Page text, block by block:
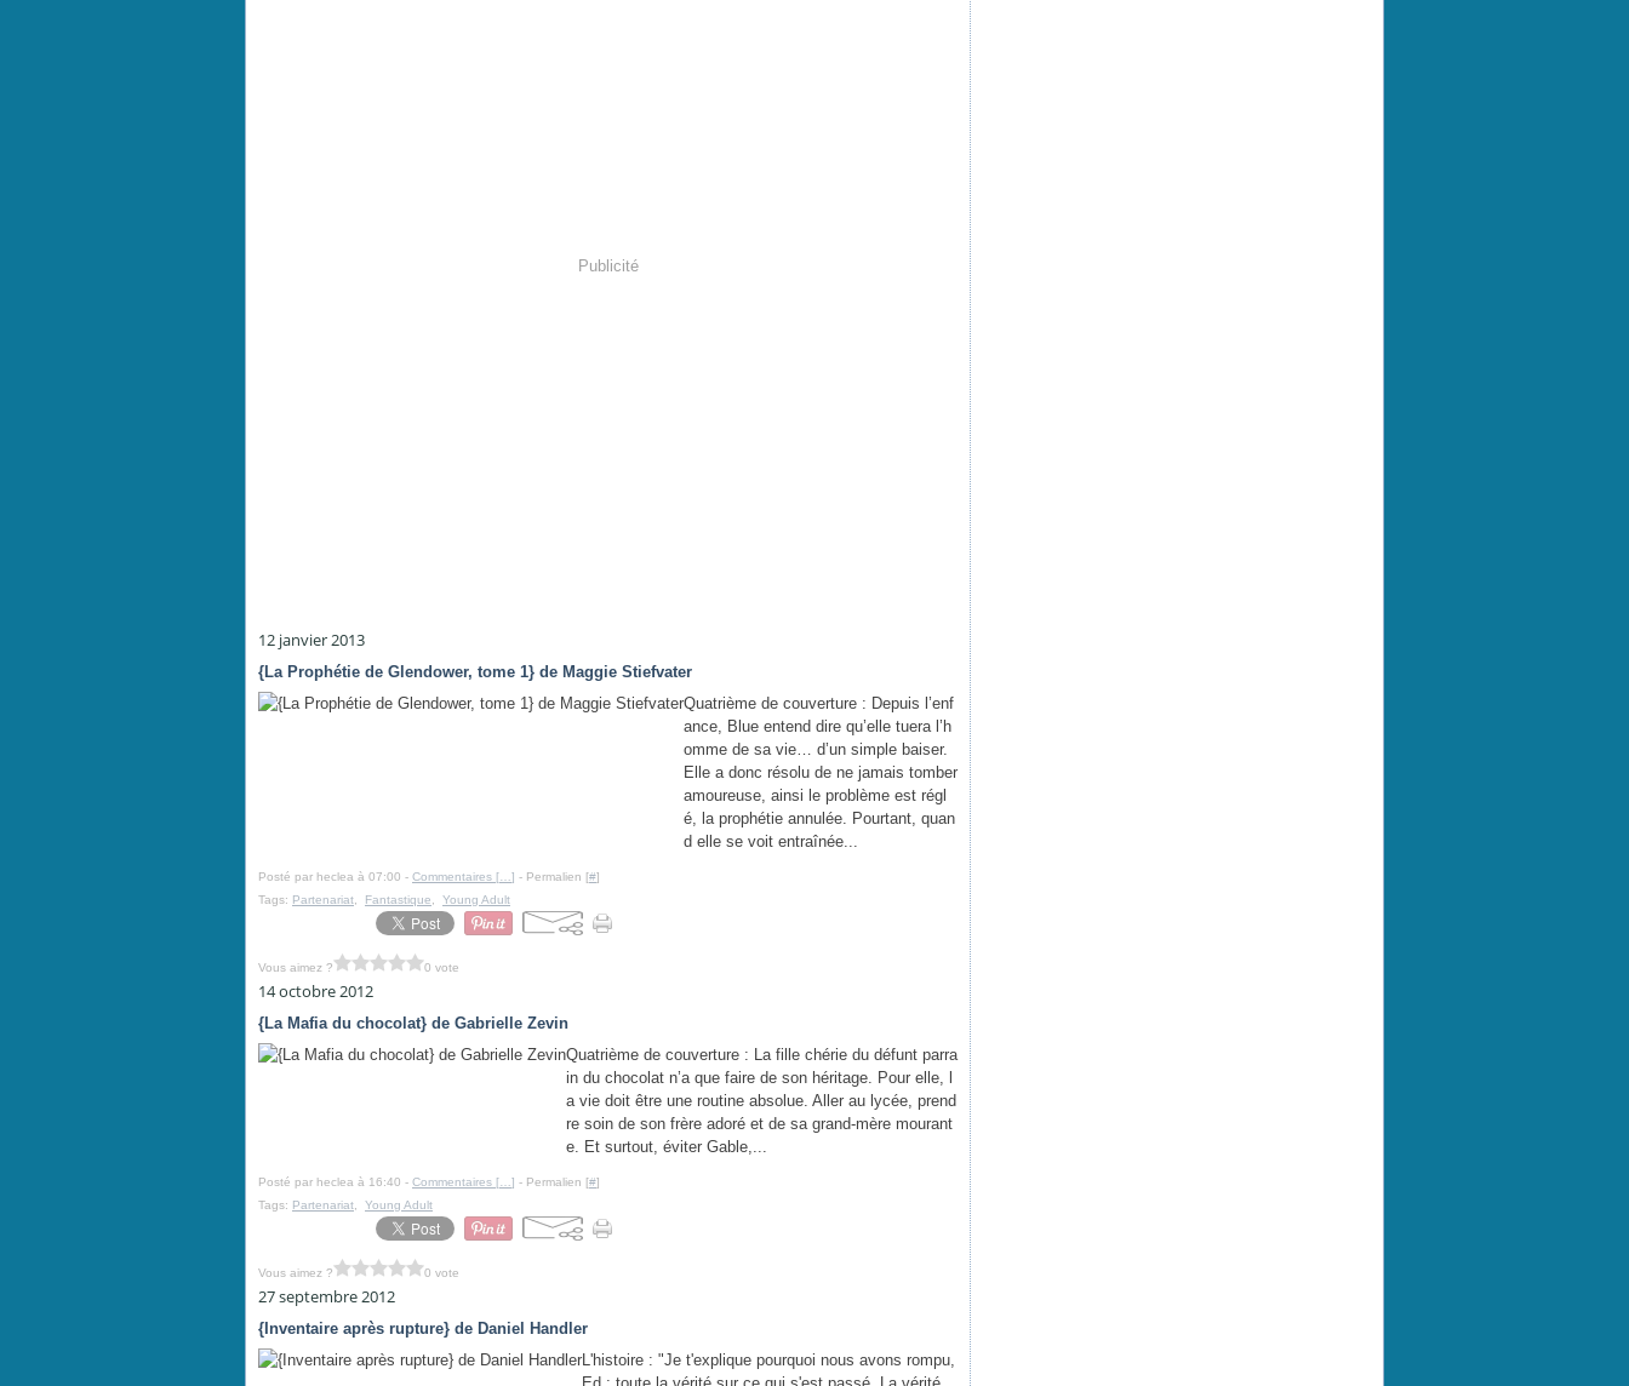
Publicité
12 janvier 2013
{La Prophétie de Glendower, tome 1} de Maggie Stiefvater
Quatrième de couverture : Depuis l’enf
ance, Blue entend dire qu’elle tuera l’h
omme de sa vie… d’un simple baiser.
Elle a donc résolu de ne jamais tomber
amoureuse, ainsi le problème est régl
é, la prophétie annulée. Pourtant, quan
d elle se voit entraînée...
Posté par heclea à 07:00 - Commentaires [ ] - Permalien [#]
Tags: Partenariat Fantastique Young Adult
Vous aimez ? 0 vote
14 octobre 2012
{La Mafia du chocolat} de Gabrielle Zevin
Quatrième de couverture : La fille chérie du défunt parra
in du chocolat n’a que faire de son héritage. Pour elle, l
a vie doit être une routine absolue. Aller au lycée, prend
re soin de son frère adoré et de sa grand-mère mourant
e. Et surtout, éviter Gable,...
Posté par heclea à 16:40 - Commentaires [ ] - Permalien [#]
Tags: Partenariat Young Adult
Vous aimez ? 0 vote
27 septembre 2012
{Inventaire après rupture} de Daniel Handler
L'histoire : "Je t'explique pourquoi nous avons rompu,